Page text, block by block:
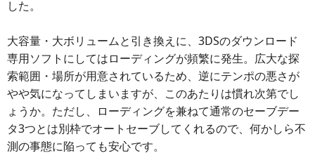
した。
大容量・大ボリュームと引き換えに、3DSのダウンロード
専用ソフトにしてはローディングが頻繁に発生。広大な探
索範囲・場所が用意されているため、逆にテンポの悪さが
やや気になってしまいますが、このあたりは慣れ次第でし
ょうか。ただし、ローディングを兼ねて通常のセーブデー
タ3つとは別枠でオートセーブしてくれるので、何かしら不
測の事態に陥っても安心です。